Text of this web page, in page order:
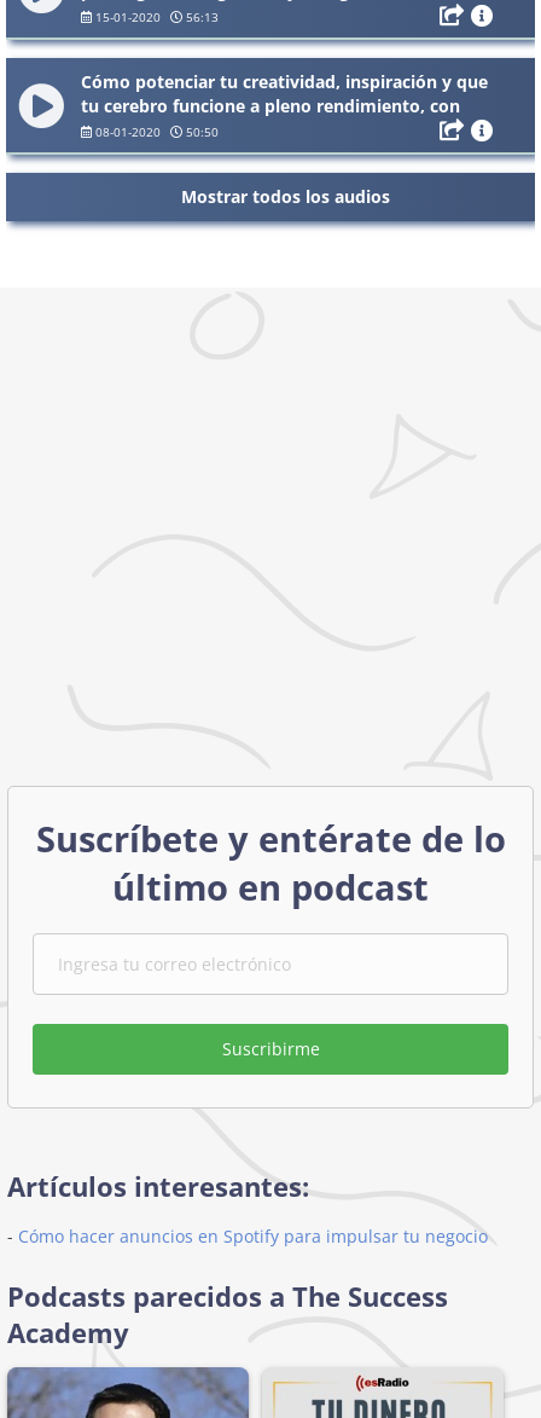
Cartagena
15-01-2020 56:13
Cómo potenciar tu creatividad, inspiración y que
tu cerebro funcione a pleno rendimiento, con
Alfonso González Aguilar
08-01-2020 50:50
Mostrar todos los audios
Suscríbete y entérate de lo
último en podcast
Suscribirme
Artículos interesantes:
- Cómo hacer anuncios en Spotify para impulsar tu negocio
Podcasts parecidos a The Success
Academy